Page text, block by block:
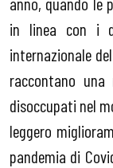
in linea con i
internazionale
raccontano
disoccupati nel
leggero
pandemia di